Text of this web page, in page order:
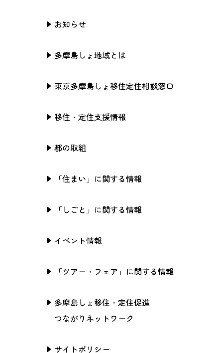
お知らせ
多摩島しょ地域とは
東京多摩島しょ移住定住相談窓口
移住・定住支援情報
都の取組
「住まい」に関する情報
「しごと」に関する情報
イベント情報
「ツアー・フェア」に関する情報
多摩島しょ移住・定住促進
つながりネットワーク
サイトポリシー